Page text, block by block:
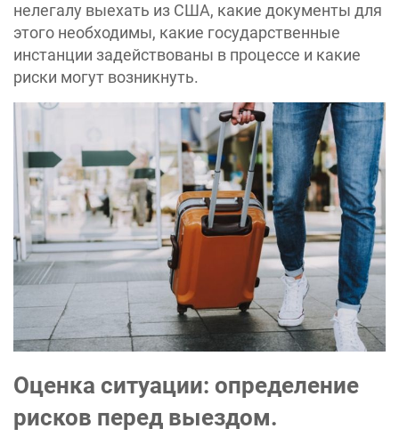
нелегалу выехать из США, какие документы для
этого необходимы, какие государственные
инстанции задействованы в процессе и какие
риски могут возникнуть.
Оценка ситуации: определение
рисков перед выездом.